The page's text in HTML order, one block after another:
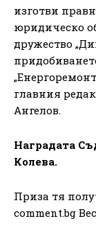
изготви
юридическо
дружество
главния
Ангелов.
Наградата
Колева.
Приза тя
comment.bg